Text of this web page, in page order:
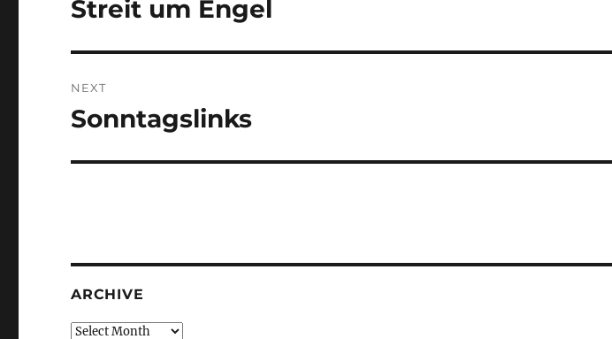
Previous
Streit um Engel
NEXT
Next
Sonntagslinks
ARCHIVE
Archive